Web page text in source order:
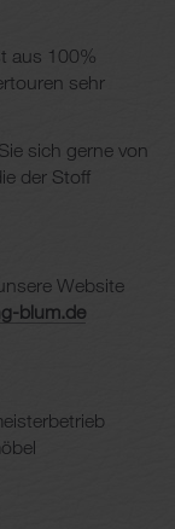
aus 100%
sehr
sich gerne von
der Stoff
Website
blum.de